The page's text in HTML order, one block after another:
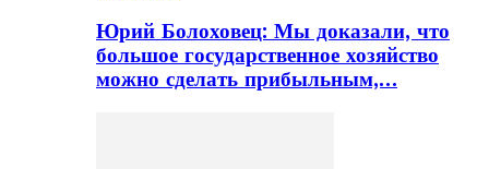
Юрий Болоховец: Мы доказали, что
большое государственное хозяйство
можно сделать прибыльным,…